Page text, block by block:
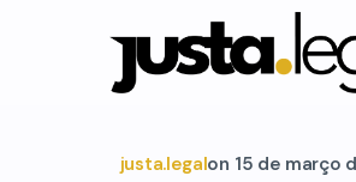
justa.legalon 15 de março